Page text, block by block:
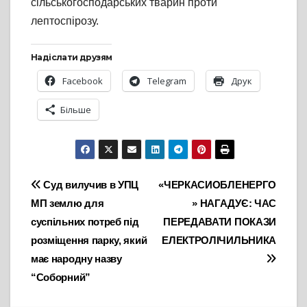
сільськогосподарських тварин проти
лептоспірозу.
Надіслати друзям
Facebook Telegram Друк
Більше
Навігація
записів
«ЧЕРКАСИОБЛЕНЕРГО
» НАГАДУЄ: ЧАС
ПЕРЕДАВАТИ ПОКАЗИ
ЕЛЕКТРОЛІЧИЛЬНИКА
Суд вилучив в УПЦ
МП землю для
суспільних потреб під
розміщення парку, який
має народну назву
“Соборний”